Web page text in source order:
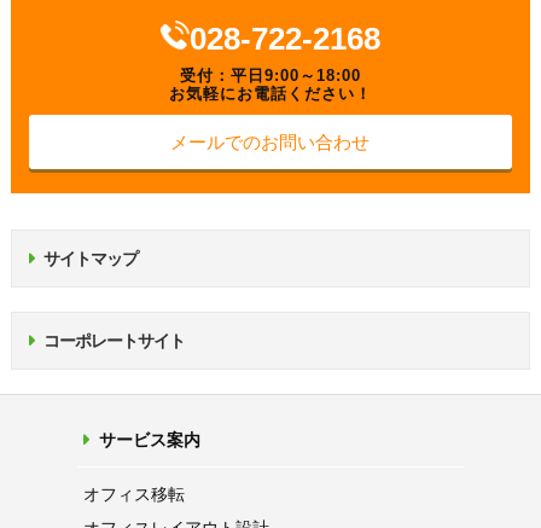
028-722-2168
受付：平日9:00～18:00
お気軽にお電話ください！
メールでのお問い合わせ
サイトマップ
コーポレートサイト
サービス案内
オフィス移転